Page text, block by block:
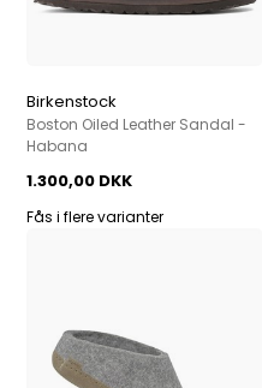
Birkenstock
Boston Oiled Leather Sandal -
Habana
1.300,00 DKK
Fås i flere varianter